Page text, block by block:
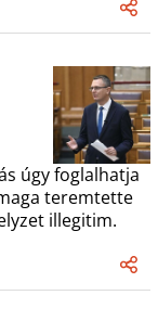
úgy foglalhatja
teremtette
illegitim.